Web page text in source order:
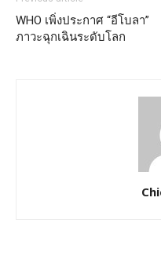
WHO เพิ่งประกาศ “อีโบลา”
ภาวะฉุกเฉินระดับโลก